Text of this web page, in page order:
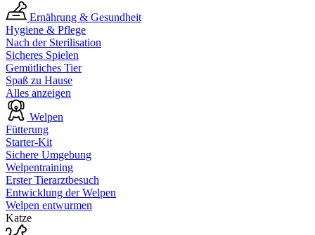
Ernährung & Gesundheit
Hygiene & Pflege
Nach der Sterilisation
Sicheres Spielen
Gemütliches Tier
Spaß zu Hause
Alles anzeigen
Welpen
Fütterung
Starter-Kit
Sichere Umgebung
Welpentraining
Erster Tierarztbesuch
Entwicklung der Welpen
Welpen entwurmen
Katze